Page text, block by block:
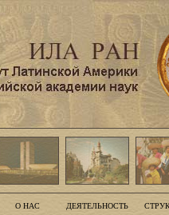
О НАС ДЕЯТЕЛЬНОСТЬ